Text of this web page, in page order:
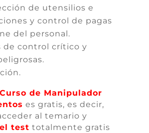
de utensilios e
y control de pagas
del personal.
de control crítico y
Curso de Manipulador
es gratis, es decir,
al temario y
test totalmente gratis